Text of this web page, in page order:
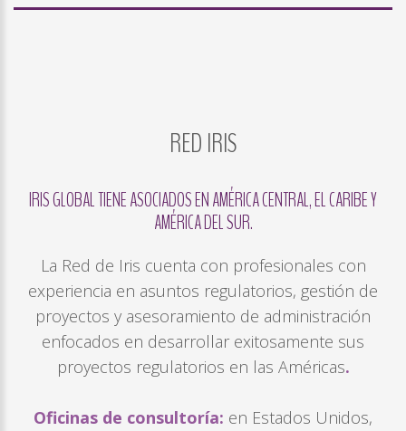
REDIRIS
IRISGLOBALTIENEASOCIADOSENAMÉRICACENTRAL,ELCARIBEY
AMÉRICADELSUR.
La Red de Iris cuenta con profesionales con
experiencia en asuntos regulatorios, gestión de
proyectos y asesoramiento de administración
enfocados en desarrollar exitosamente sus
proyectos regulatorios en las Américas.
Oficinas de consultoría: en Estados Unidos,
Remember
Forgot
your
your
password?